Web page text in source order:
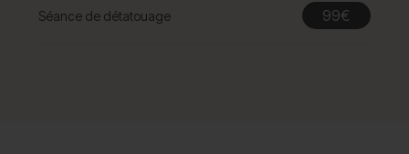
Séance de détatouage 99€